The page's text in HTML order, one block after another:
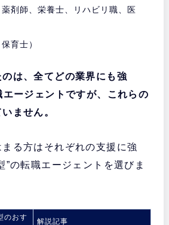
剤師、栄養士、リハビリ職、医
育士）
は、全てどの業界にも強
エージェントですが、これらの
ません。
る方はそれぞれの支援に強
”の転職エージェントを選びま
のおす
解説記事